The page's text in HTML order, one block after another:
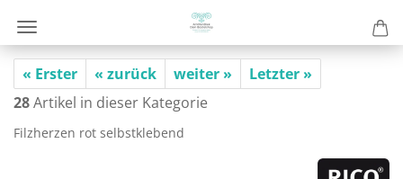
« Erster « zurück weiter »
Letzter »
28Artikel in dieser Kategorie
Filz­her­zen rot selbst­kle­bend